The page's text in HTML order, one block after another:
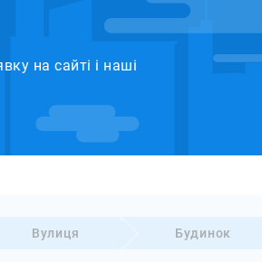
на сайті і наші
Вулиця Будинок